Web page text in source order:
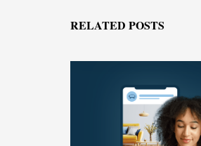
RELATED POSTS